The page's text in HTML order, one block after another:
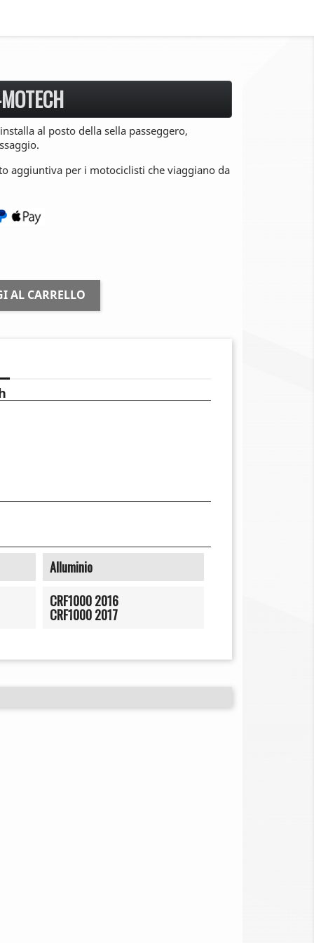
al posto della sella passeggero,
aggiuntiva per i motociclisti che viaggiano da
AL CARRELLO
Alluminio
CRF1000 2016
CRF1000 2017